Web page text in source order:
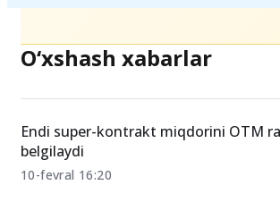
O‘xshash xabarlar
Endi super-kontrakt miqdorini OTM
belgilaydi
10-fevral 16:20